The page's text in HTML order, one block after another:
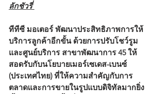
ลักชัวรี่
ทีทีซี มอเตอร์ พัฒนาประสิทธิภาพการให้
บริการลูกค้าอีกขั้น ด้วยการปรับโชว์รูม
และศูนย์บริการ สาขาพัฒนาการ 45 ให้
สอดรับกับนโยบายเมอร์เซเดส-เบนซ์
(ประเทศไทย) ที่ให้ความสำคัญกับการ
ตลาดและการขายในรูปแบบดิจิทัลมากยิ่ง